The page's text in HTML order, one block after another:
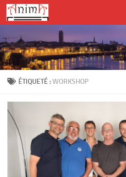
Skip to content
ÉTIQUETÉ :WORKSHOP